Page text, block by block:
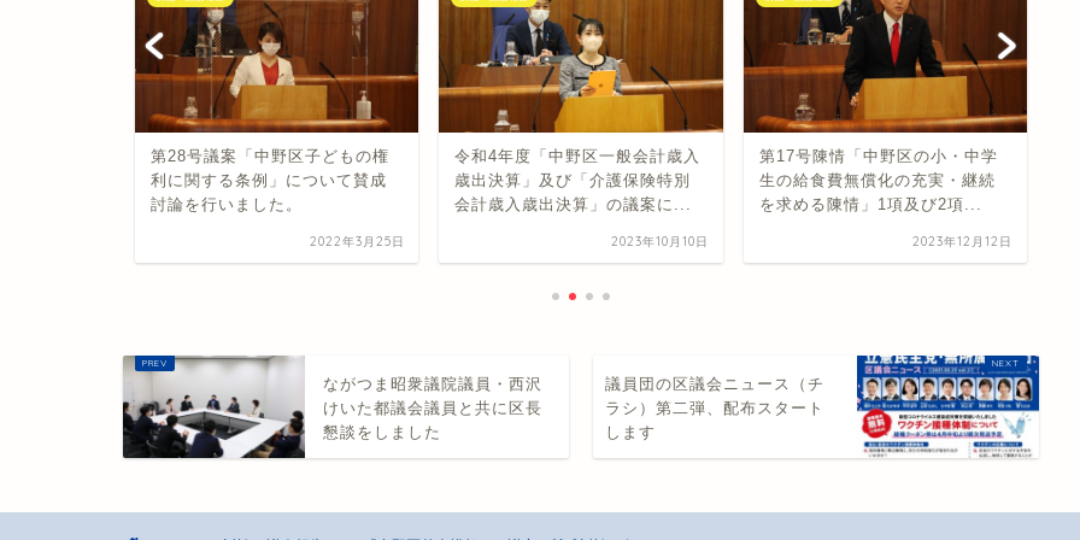
第28号議案「中野区子どもの権
利に関する条例」について賛成
討論を行いました。
2022年3月25日
令和4年度「中野区一般会計歳入
歳出決算」及び「介護保険特別
会計歳入歳出決算」の議案に...
2023年10月10日
第17号陳情「中野区の小・中学
生の給食費無償化の充実・継続
を求める陳情」1項及び2項...
2023年12月12日
ながつま昭衆議院議員・西沢
けいた都議会議員と共に区長
懇談をしました
議員団の区議会ニュース（チ
ラシ）第二弾、配布スタート
します